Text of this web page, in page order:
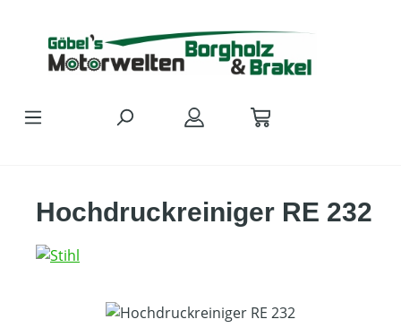
Hochdruckreiniger RE 232
Bildergalerie überspringen